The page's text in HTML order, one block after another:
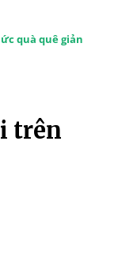
quà quê giản
trên